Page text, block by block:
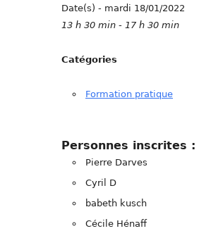
Date(s) - mardi 18/01/2022
13 h 30 min - 17 h 30 min
Catégories
Formation pratique
Personnes inscrites :
Pierre Darves
Cyril D
babeth kusch
Cécile Hénaff